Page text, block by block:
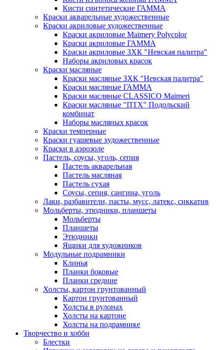
Кисти синтетические ГАММА
Краски акварельные художественные
Краски акриловые художественные
Краски акриловые Maimery Polycolor
Краски акриловые ГАММА
Краски акриловые ЗХК "Невская палитра"
Наборы акриловых красок
Краски масляные
Краски масляные ЗХК "Невская палитра"
Краски масляные ГАММА
Краски масляные CLASSICO Maimeri
Краски масляные "ПТХ" Подольский
комбинат
Наборы масляных красок
Краски темперные
Краски гуашевые художественные
Краски в аэрозоле
Пастель, соусы, уголь, сепия
Пастель акварельная
Пастель масляная
Пастель сухая
Соусы, сепия, сангина, уголь
Лаки, разбавители, пасты, мусс, латекс, сиккатив
Мольберты, этюдники, планшеты
Мольберты
Планшеты
Этюдники
Ящики для художников
Модульные подрамники
Клинья
Планки боковые
Планки средние
Холсты, картон грунтованный
Картон грунтованный
Холсты в рулонах
Холсты на картоне
Холсты на подрамнике
Творчество и хобби
Блестки